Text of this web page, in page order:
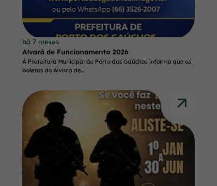
há 7 meses
Alvará de Funcionamento 2026
A Prefeitura Municipal de Porto dos Gaúchos informa que os
boletos do Alvará de…